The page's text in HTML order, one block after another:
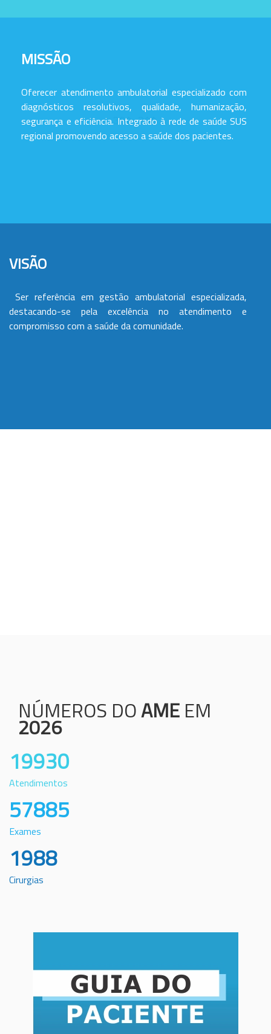
MISSÃO
Oferecer atendimento ambulatorial especializado com
diagnósticos resolutivos, qualidade, humanização,
segurança e eficiência. Integrado à rede de saúde SUS
regional promovendo acesso a saúde dos pacientes.
VISÃO
Ser referência em gestão ambulatorial especializada,
destacando-se pela excelência no atendimento e
compromisso com a saúde da comunidade.
NÚMEROS DOAME EM
2026
19930
Atendimentos
57885
Exames
1988
Cirurgias